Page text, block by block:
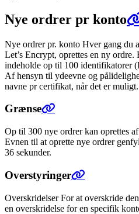
Nye ordrer pr konto
Nye ordrer pr. konto Hver gang du
Let’s Encrypt, oprettes en ny
indeholde op til 100 identifikatorer
Af hensyn til ydeevne og
navne pr certifikat, når det er muligt.
Grænse
Op til 300 nye ordrer kan oprettes
Evnen til at oprette nye ordrer
36 sekunder.
Overstyringer
Overskridelser For at overskride
en overskridelse for en specifik